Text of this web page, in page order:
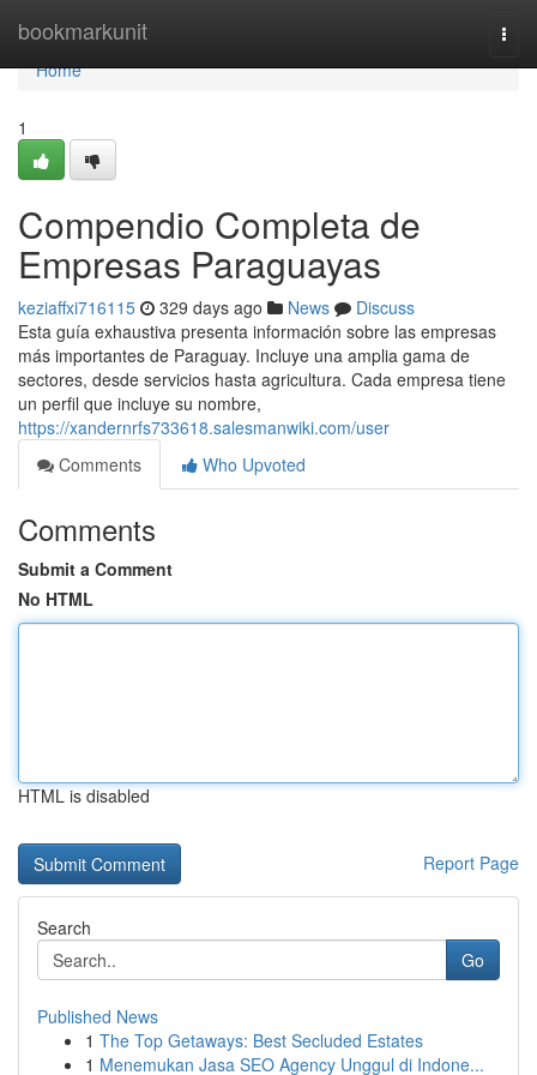
bookmarkunit
Home
Home
1
Compendio Completa de
Empresas Paraguayas
keziaffxi716115 329 days ago News
Discuss
Esta guía exhaustiva presenta información sobre las empresas
más importantes de Paraguay. Incluye una amplia gama de
sectores, desde servicios hasta agricultura. Cada empresa tiene
un perfil que incluye su nombre,
https://xandernrfs733618.salesmanwiki.com/user
Comments
Who Upvoted
Comments
Submit a Comment
No HTML
HTML is disabled
Report Page
Search
Go
Published News
1 The Top Getaways: Best Secluded Estates
1 Menemukan Jasa SEO Agency Unggul di Indone...